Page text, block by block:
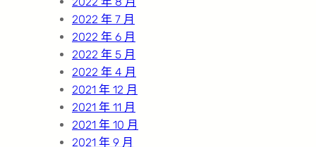
2022 年 7 月
2022 年 6 月
2022 年 5 月
2022 年 4 月
2021 年 12 月
2021 年 11 月
2021 年 10 月
2021 年 9 月